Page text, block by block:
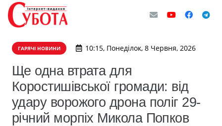
ГАРЯЧІ НОВИНИ 10:15, Понеділок, 8 Червня, 2026
Ще одна втрата для
Коростишівської громади: від
удару ворожого дрона поліг 29-
річний морпіх Микола Попков